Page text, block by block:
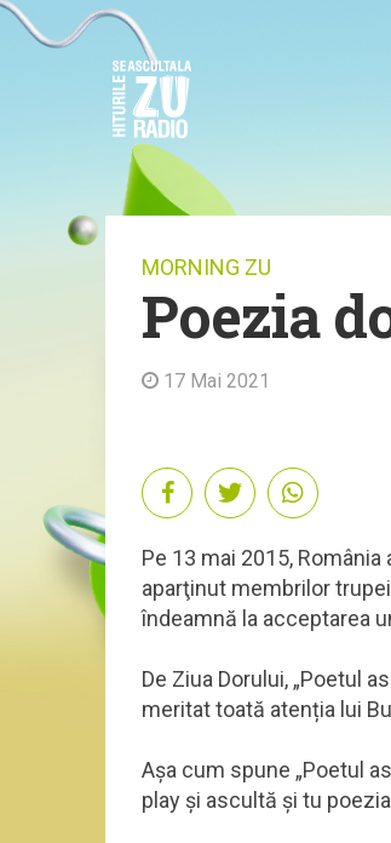
MORNING ZU
Poezia
17 Mai 2021
Pe 13 mai 2015,
aparţinut membrilor
îndeamnă la acceptarea
De Ziua Dorului, „Poetul
meritat toată atenția lui
Așa cum spune „Poetul
play și ascultă și tu